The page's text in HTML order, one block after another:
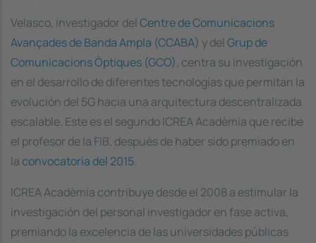
Velasco, investigador del Centre de Comunicacions
Avançades de Banda Ampla (CCABA) y del Grup de
Comunicacions Òptiques (GCO), centra su investigación
en el desarrollo de diferentes tecnologías que permitan la
evolución del 5G hacia una arquitectura descentralizada
escalable. Este es el segundo ICREA Acadèmia que recibe
el profesor de la FIB, después de haber sido premiado en
laconvocatoria del 2015.
ICREA Acadèmia contribuye desde el 2008 a estimular la
investigación del personal investigador en fase activa,
premiando la excelencia de las universidades públicas